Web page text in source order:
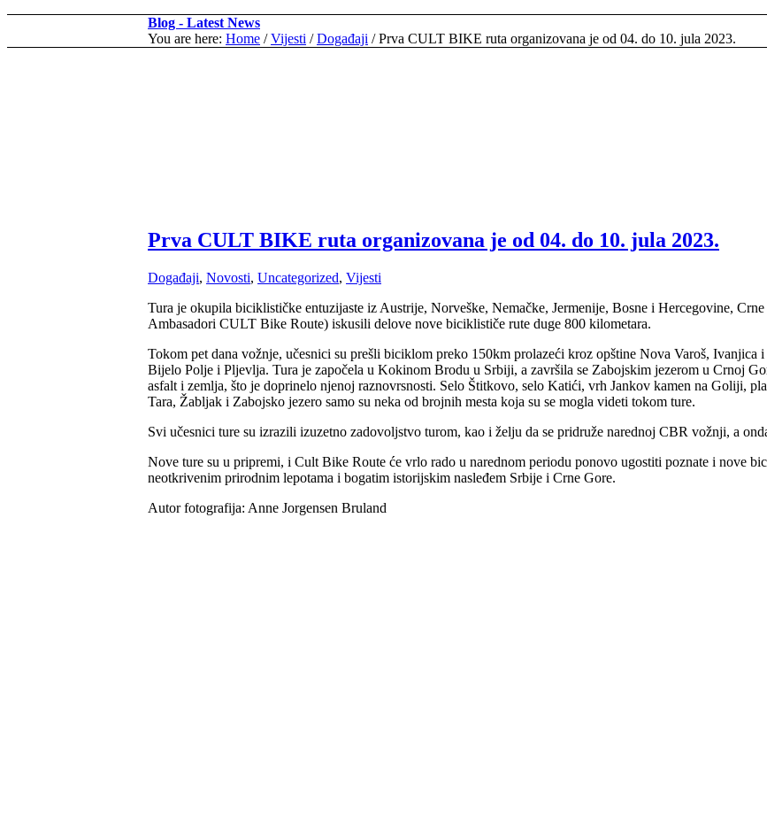
Blog - Latest News
You are here: Home / Vijesti / Događaji / Prva CULT BIKE ruta organizovana je od 04. do 10. jula 2023.
Prva CULT BIKE ruta organizovana je od 04. do 10. jula 2023.
Događaji, Novosti, Uncategorized, Vijesti
Tura je okupila biciklističke entuzijaste iz Austrije, Norveške, Nemačke, Jermenije, Bosne i Hercegovine,
Ambasadori CULT Bike Route) iskusili delove nove biciklističe rute duge 800 kilometara.
Tokom pet dana vožnje, učesnici su prešli biciklom preko 150km prolazeći kroz opštine Nova Varoš,
Bijelo Polje i Pljevlja. Tura je započela u Kokinom Brodu u Srbiji, a završila se Zabojskim jezerom u Crnoj
asfalt i zemlja, što je doprinelo njenoj raznovrsnosti. Selo Štitkovo, selo Katići, vrh Jankov kamen na Goliji,
Tara, Žabljak i Zabojsko jezero samo su neka od brojnih mesta koja su se mogla videti tokom ture.
Svi učesnici ture su izrazili izuzetno zadovoljstvo turom, kao i želju da se pridruže narednoj CBR vožnji, a
Nove ture su u pripremi, i Cult Bike Route će vrlo rado u narednom periodu ponovo ugostiti poznate i nove
neotkrivenim prirodnim lepotama i bogatim istorijskim nasleđem Srbije i Crne Gore.
Autor fotografija: Anne Jorgensen Bruland